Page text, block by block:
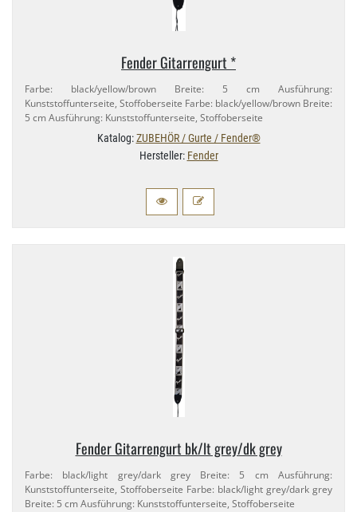
Fender Gitarrengurt *
Farbe: black/​yellow/​brown Breite: 5 cm Ausführung:
Kunststoffunterseite, Stoffoberseite Farbe: black/​yellow/​brown Breite:
5 cm Ausführung: Kunststoffunterseite, Stoffoberseite
Katalog:ZUBEHÖR / Gurte / Fender®
Hersteller: Fender
Fender Gitarrengurt bk/​lt grey/​dk grey
Farbe: black/​light grey/​dark grey Breite: 5 cm Ausführung:
Kunststoffunterseite, Stoffoberseite Farbe: black/​light grey/​dark grey
Breite: 5 cm Ausführung: Kunststoffunterseite, Stoffoberseite